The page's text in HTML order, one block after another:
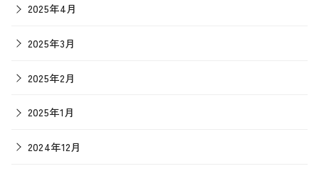
2025年4月
2025年3月
2025年2月
2025年1月
2024年12月